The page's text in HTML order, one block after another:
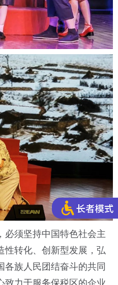
必须坚持中国特色社会主
性转化、创新型发展，弘
各族人民团结奋斗的共同